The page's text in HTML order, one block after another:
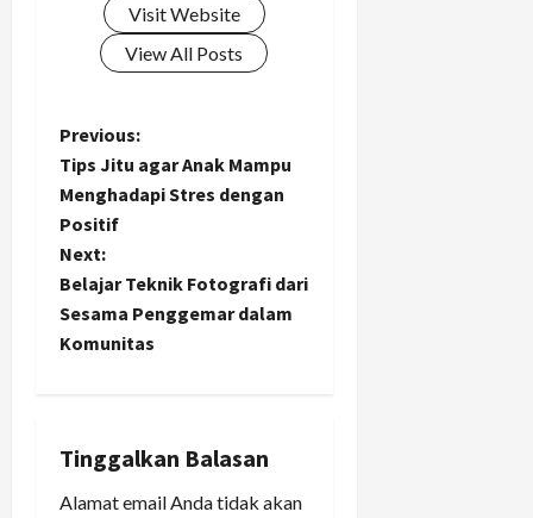
Visit Website
View All Posts
P
o
s
t
n
v
i
Previous:
Tips Jitu agar Anak Mampu
Menghadapi Stres dengan
Positif
Next:
Belajar Teknik Fotografi dari
Sesama Penggemar dalam
Komunitas
Tinggalkan Balasan
Alamat email Anda tidak akan